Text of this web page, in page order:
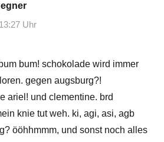
Uhr
bum! schokolade wird immer
gegen augsburg?!
ariel! und clementine. brd
knie tut weh. ki, agi, asi, agb
ööhhmmm, und sonst noch alles